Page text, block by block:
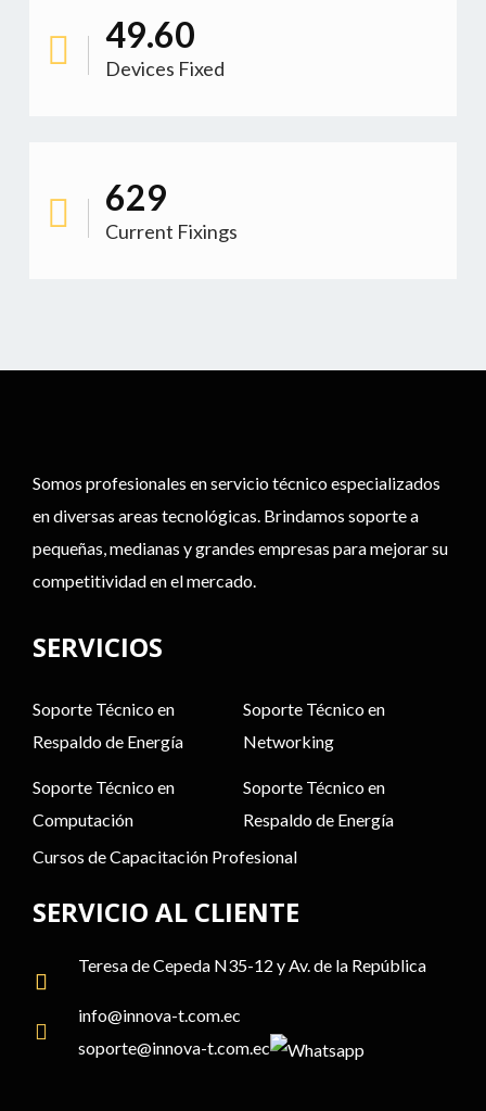
53.79
Devices Fixed
683
Current Fixings
Somos profesionales en servicio técnico especializados
en diversas areas tecnológicas. Brindamos soporte a
pequeñas, medianas y grandes empresas para mejorar su
competitividad en el mercado.
SERVICIOS
Soporte Técnico en
Respaldo de Energía
Soporte Técnico en
Networking
Soporte Técnico en
Computación
Soporte Técnico en
Respaldo de Energía
Cursos de Capacitación Profesional
SERVICIO AL CLIENTE
Teresa de Cepeda N35-12 y Av. de la República
info@innova-t.com.ec
soporte@innova-t.com.ec